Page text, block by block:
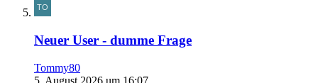
Neuer User - dumme Frage
Tommy80
5. August 2026 um 16:07